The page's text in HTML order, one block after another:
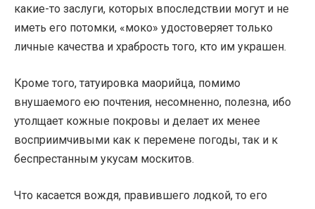
какие-то заслуги, которых впоследствии могут и не
иметь его потомки, «моко» удостоверяет только
личные качества и храбрость того, кто им украшен.
Кроме того, татуировка маорийца, помимо
внушаемого ею почтения, несомненно, полезна, ибо
утолщает кожные покровы и делает их менее
восприимчивыми как к перемене погоды, так и к
беспрестанным укусам москитов.
Что касается вождя, правившего лодкой, то его